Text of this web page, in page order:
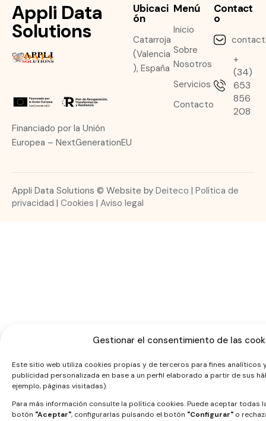
Gestionar el consentimiento de las
Este sitio web utiliza cookies propias y de terceros para fines analíticos
publicidad personalizada en base a un perfil elaborado a partir de sus
ejemplo, páginas visitadas).
Para más información consulte la política cookies. Puede aceptar todas
botón "Aceptar", configurarlas pulsando el botón "Configurar" o
Appli Data
Solutions
Financiado por la Unión
Europea – NextGenerationEU
Ubicaci
ón
Catarroja
(Valencia
), España
Menú
Inicio
Sobre
Nosotros
Servicios
Contacto
Contact
o
+
(34)
653
856
208
Appli Data Solutions © Website by Deiteco | Política de
privacidad | Cookies | Aviso legal